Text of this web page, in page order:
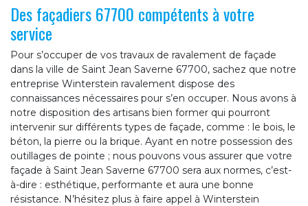
Des façadiers 67700 compétents à votre
service
Pour s’occuper de vos travaux de ravalement de façade
dans la ville de Saint Jean Saverne 67700, sachez que notre
entreprise Winterstein ravalement dispose des
connaissances nécessaires pour s’en occuper. Nous avons à
notre disposition des artisans bien former qui pourront
intervenir sur différents types de façade, comme : le bois, le
béton, la pierre ou la brique. Ayant en notre possession des
outillages de pointe ; nous pouvons vous assurer que votre
façade à Saint Jean Saverne 67700 sera aux normes, c’est-
à-dire : esthétique, performante et aura une bonne
résistance. N’hésitez plus à faire appel à Winterstein